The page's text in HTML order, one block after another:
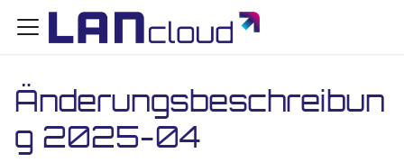
Änderungsbeschreibun
g 2025-04